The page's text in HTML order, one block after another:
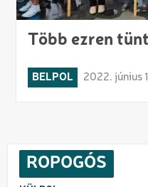
Több ezren
BELPOL 2022. június
ROPOGÓS